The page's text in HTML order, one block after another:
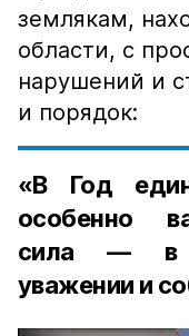
землякам,
области, с
нарушений и
и порядок:
«В Год
особенно
сила — в
уважении и